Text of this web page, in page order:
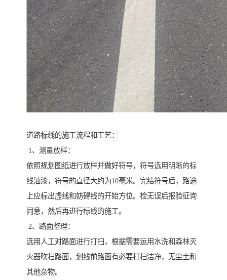
道路标线的施工流程和工艺：
1、测量放样：
依照规划图纸进行放样并做好符号，符号选用明晰的标
线油漆，符号的直径大约为10毫米。完结符号后，路途
上应标出虚线和妨碍线的开始方位。检无误后报验征询
同意，然后再进行标线的施工。
2、路面整理：
选用人工对路面进行打扫，根据需要运用水洗和森林灭
火器吹扫路面，划线前路面有必要打扫洁净，无尘土和
其他杂物。